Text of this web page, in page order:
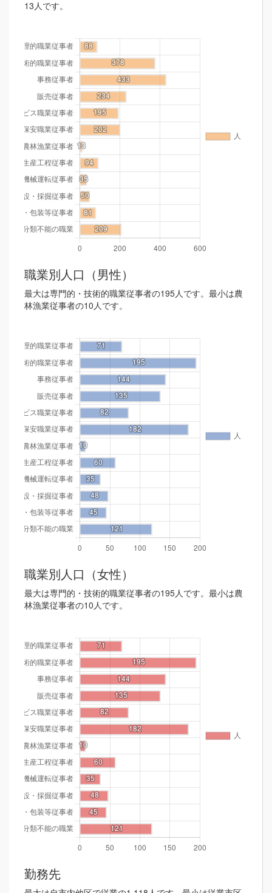
13人です。
職業別人口（男性）
最大は専門的・技術的職業従事者の195人です。最小は農
林漁業従事者の10人です。
職業別人口（女性）
最大は専門的・技術的職業従事者の195人です。最小は農
林漁業従事者の10人です。
勤務先